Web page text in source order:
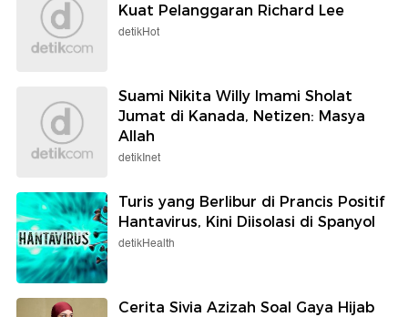
Kuat Pelanggaran Richard Lee
detikHot
Suami Nikita Willy Imami Sholat
Jumat di Kanada, Netizen: Masya
Allah
detikInet
Turis yang Berlibur di Prancis Positif
Hantavirus, Kini Diisolasi di Spanyol
detikHealth
Cerita Sivia Azizah Soal Gaya Hijab